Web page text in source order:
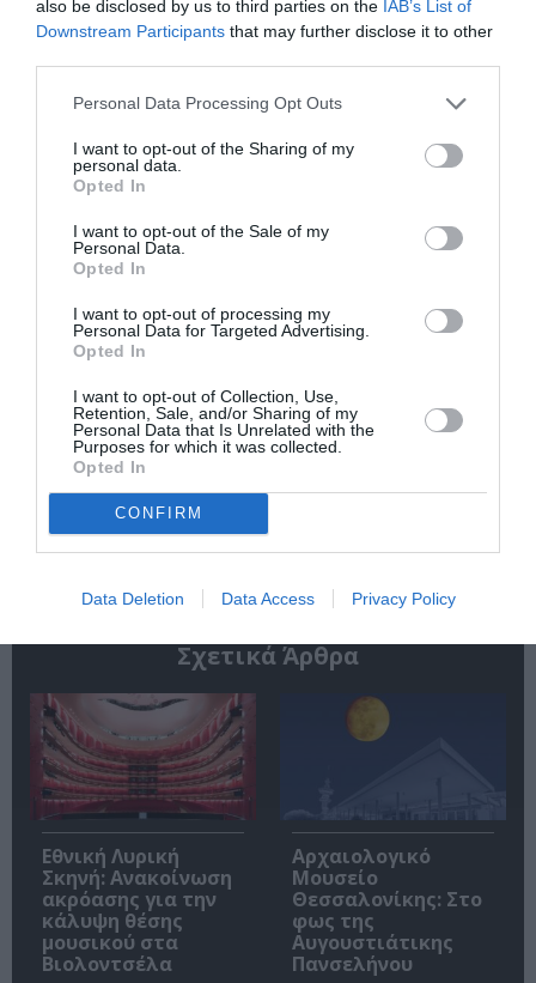
also be disclosed by us to third parties on the IAB’s List of
Downstream Participants that may further disclose it to other
Personal Data Processing Opt Outs
I want to opt-out of the Sharing of my
personal data.
Opted In
I want to opt-out of the Sale of my
Personal Data.
Opted In
I want to opt-out of processing my
Personal Data for Targeted Advertising.
Opted In
I want to opt-out of Collection, Use,
Retention, Sale, and/or Sharing of my
Personal Data that Is Unrelated with the
Purposes for which it was collected.
Opted In
CONFIRM
Data Deletion Data Access Privacy Policy
Νέοι Διαγωνισμοί❯
Tags
ΒΟΛΦΓΚΑΝΓΚ ΑΜΑΝΤΕΟΥΣ ΜΟΤΣΑΡΤ
ΓΙΩΡΓΟΣ ΤΣΕΡΙΩΝΗΣ
ΕΚΠΑΙΔΕΥΤΙΚΑ ΠΡΟΓΡΑΜΜΑΤΑ
ΚΕΡΑΜΙΚΗ
ΚΛΑΣΙΚΗ - ΟΠΕΡΑ
Κάθε βδομάδα στο e-mail σας τα τελευταία νέα για
την Τέχνη και τον Πολιτισμό!
Ακολουθήστε το Culturenow.gr
Σχετικά Άρθρα
Εθνική Λυρική
Σκηνή: Ανακοίνωση
ακρόασης για την
κάλυψη θέσης
μουσικού στα
Βιολοντσέλα
Αρχαιολογικό
Μουσείο
Θεσσαλονίκης: Στο
φως της
Αυγουστιάτικης
Πανσελήνου